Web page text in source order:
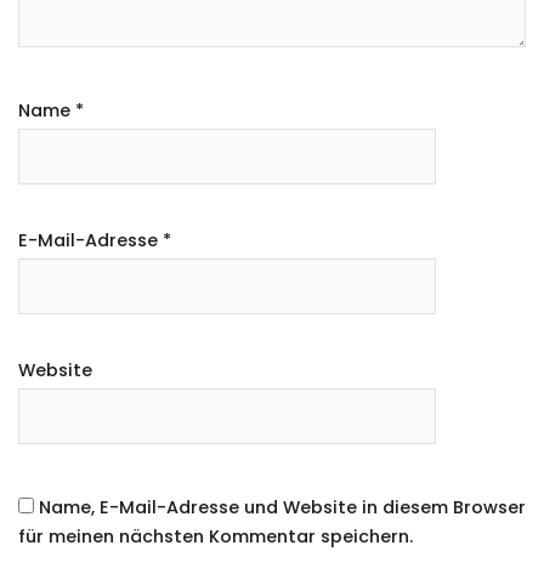
Name *
E-Mail-Adresse *
Website
Name, E-Mail-Adresse und Website in diesem Browser
für meinen nächsten Kommentar speichern.